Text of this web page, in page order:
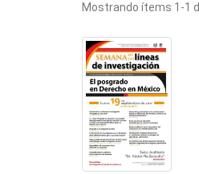
Mostrando ítems 1-1